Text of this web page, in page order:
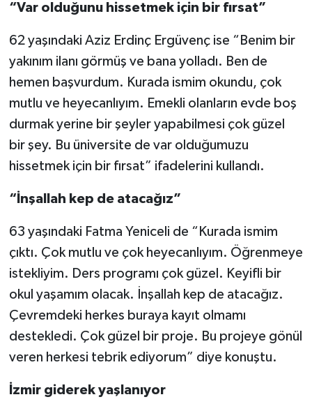
“Var olduğunu hissetmek için bir fırsat”
62 yaşındaki Aziz Erdinç Ergüvenç ise “Benim bir
yakınım ilanı görmüş ve bana yolladı. Ben de
hemen başvurdum. Kurada ismim okundu, çok
mutlu ve heyecanlıyım. Emekli olanların evde boş
durmak yerine bir şeyler yapabilmesi çok güzel
bir şey. Bu üniversite de var olduğumuzu
hissetmek için bir fırsat” ifadelerini kullandı.
“İnşallah kep de atacağız”
63 yaşındaki Fatma Yeniceli de “Kurada ismim
çıktı. Çok mutlu ve çok heyecanlıyım. Öğrenmeye
istekliyim. Ders programı çok güzel. Keyifli bir
okul yaşamım olacak. İnşallah kep de atacağız.
Çevremdeki herkes buraya kayıt olmamı
destekledi. Çok güzel bir proje. Bu projeye gönül
veren herkesi tebrik ediyorum” diye konuştu.
İzmir giderek yaşlanıyor